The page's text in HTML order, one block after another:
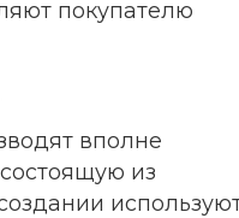
покупателю
вполне
из